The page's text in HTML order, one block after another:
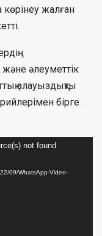
жалған
әлеуметтік
алауыздықты
бірге
not found
09/WhatsApp-Video-